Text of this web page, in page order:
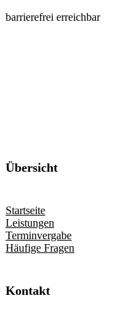
barrierefrei erreichbar
Übersicht
Startseite
Leistungen
Terminvergabe
Häufige Fragen
Kontakt